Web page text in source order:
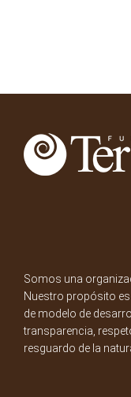
Somos una
Nuestro propósito
de modelo de
transparencia,
resguardo de la